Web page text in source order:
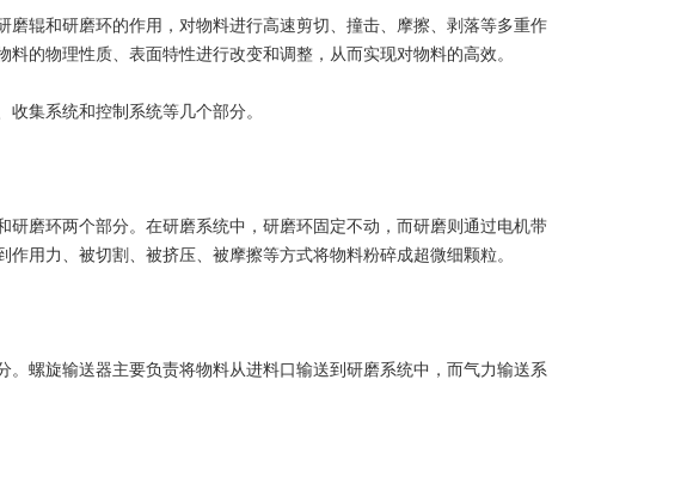
辊和研磨环的作用，对物料进行高速剪切、撞击、摩擦、剥落等多重作
的物理性质、表面特性进行改变和调整，从而实现对物料的高效。
集系统和控制系统等几个部分。
磨环两个部分。在研磨系统中，研磨环固定不动，而研磨则通过电机带
用力、被切割、被挤压、被摩擦等方式将物料粉碎成超微细颗粒。
螺旋输送器主要负责将物料从进料口输送到研磨系统中，而气力输送系